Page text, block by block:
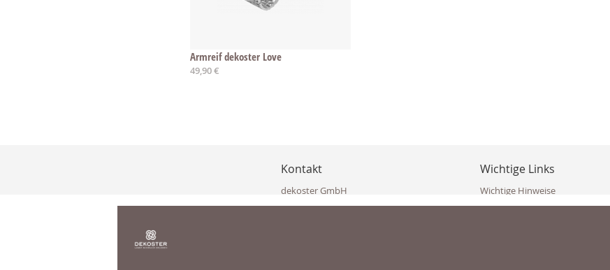
Armreif dekoster Love
49,90 €
Kontakt
dekoster GmbH
Eisenkappler Str. 10
Wichtige Links
Wichtige Hinweise
Häufig gestellte Fragen (FAQ)